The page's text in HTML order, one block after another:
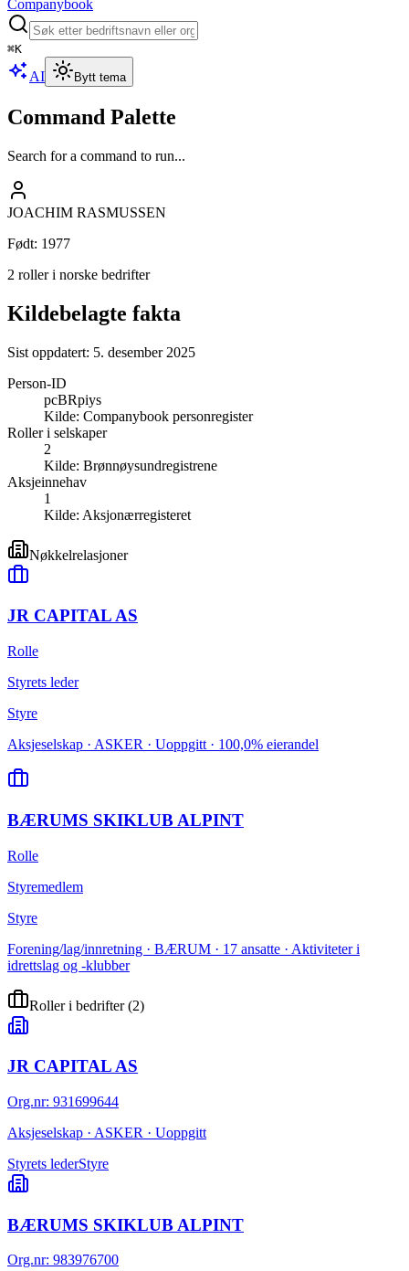
Companybook
⌘K
AI Bytt tema
Command Palette
Search for a command to run...
JOACHIM RASMUSSEN
Født: 1977
2 roller i norske bedrifter
Kildebelagte fakta
Sist oppdatert: 5. desember 2025
Person-ID
pcBRpiys
Kilde: Companybook personregister
Roller i selskaper
2
Kilde: Brønnøysundregistrene
Aksjeinnehav
1
Kilde: Aksjonærregisteret
Nøkkelrelasjoner
JR CAPITAL AS
Rolle
Styrets leder
Styre
Aksjeselskap · ASKER · Uoppgitt · 100,0% eierandel
BÆRUMS SKIKLUB ALPINT
Rolle
Styremedlem
Styre
Forening/lag/innretning · BÆRUM · 17 ansatte · Aktiviteter i
idrettslag og -klubber
Roller i bedrifter(2)
JR CAPITAL AS
Org.nr: 931699644
Aksjeselskap · ASKER · Uoppgitt
Styrets lederStyre
BÆRUMS SKIKLUB ALPINT
Org.nr: 983976700